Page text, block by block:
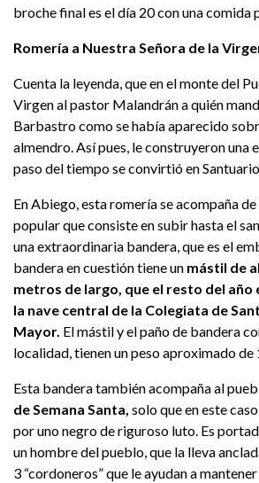
broche final es el día 20 con una comida
Romería a Nuestra Señora de la
Cuenta la leyenda, que en el monte del
Virgen al pastor Malandrán a quién
Barbastro como se había aparecido
almendro. Así pues, le construyeron una
paso del tiempo se convirtió en
En Abiego, esta romería se acompaña
popular que consiste en subir hasta el
una extraordinaria bandera, que es el
bandera en cuestión tiene un mástil de
metros de largo, que el resto del año
la nave central de la Colegiata de
Mayor. El mástil y el paño de bandera
localidad, tienen un peso aproximado de
Esta bandera también acompaña al
de Semana Santa, solo que en este
por uno negro de riguroso luto. Es
un hombre del pueblo, que la lleva
3 “cordoneros” que le ayudan a